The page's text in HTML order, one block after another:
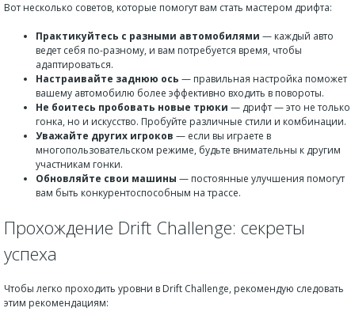
Вот несколько советов, которые помогут вам стать мастером дрифта:
Практикуйтесь с разными автомобилями — каждый авто
ведет себя по-разному, и вам потребуется время, чтобы
адаптироваться.
Настраивайте заднюю ось — правильная настройка поможет
вашему автомобилю более эффективно входить в повороты.
Не боитесь пробовать новые трюки — дрифт — это не только
гонка, но и искусство. Пробуйте различные стили и комбинации.
Уважайте других игроков — если вы играете в
многопользовательском режиме, будьте внимательны к другим
участникам гонки.
Обновляйте свои машины — постоянные улучшения помогут
вам быть конкурентоспособным на трассе.
Прохождение Drift Challenge: секреты
успеха
Чтобы легко проходить уровни в Drift Challenge, рекомендую следовать
этим рекомендациям: